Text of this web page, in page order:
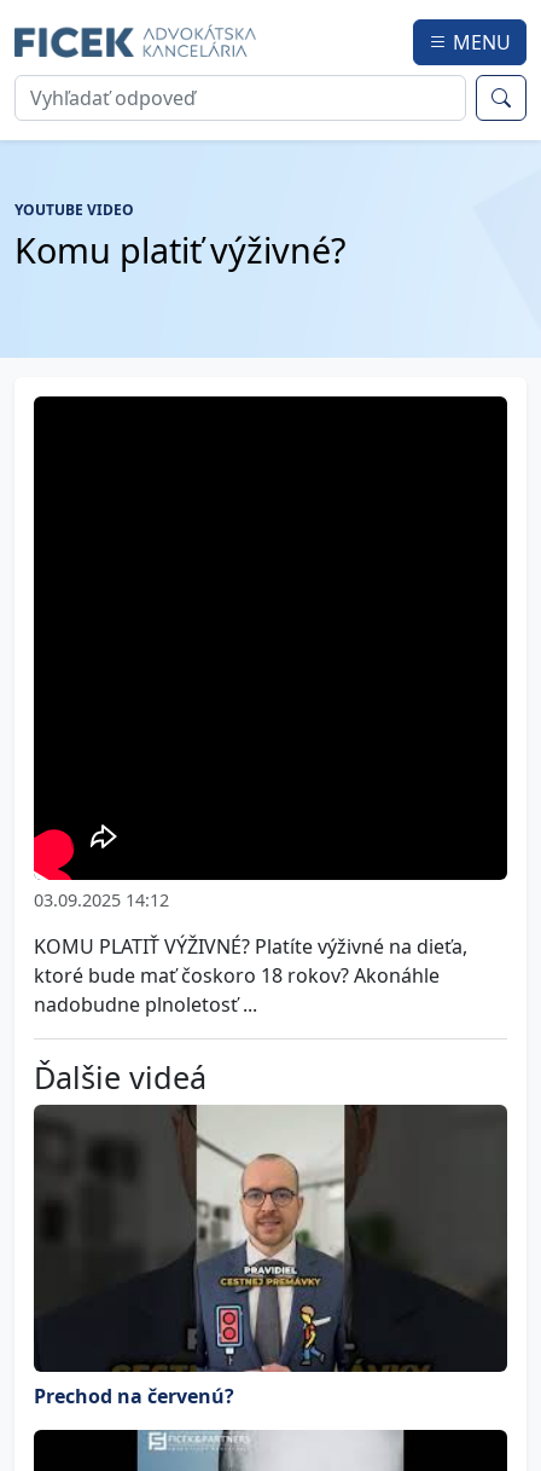
MENU
YOUTUBE VIDEO
Komu platiť výživné?
03.09.2025 14:12
KOMU PLATIŤ VÝŽIVNÉ? Platíte výživné na dieťa,
ktoré bude mať čoskoro 18 rokov? Akonáhle
nadobudne plnoletosť ...
Ďalšie videá
Prechod na červenú?